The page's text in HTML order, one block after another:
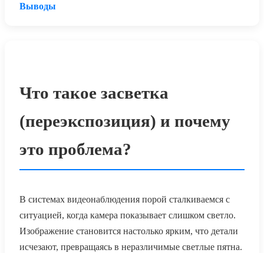
Выводы
Что такое засветка
(переэкспозиция) и почему
это проблема?
В системах видеонаблюдения порой сталкиваемся с
ситуацией, когда камера показывает слишком светло.
Изображение становится настолько ярким, что детали
исчезают, превращаясь в неразличимые светлые пятна.